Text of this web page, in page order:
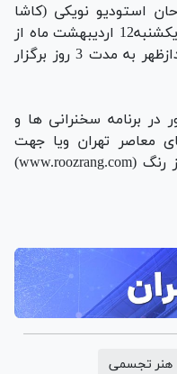
استودیو نویکی (کاشا
نِستروویچ و مارچین نویکی) از روز یکشنبه12 اردیبهشت ماه از
ساعت 9/30 صبح تا ساعت یک بعدازظهر به مدت 3 روز برگزار
در برنامه سخنرانی ها و
معاصر تهران ویا جهت
کسب اطلاعات بیشتر به سایت روز رنگ (www.roozrang.com)
هنر تجسمی